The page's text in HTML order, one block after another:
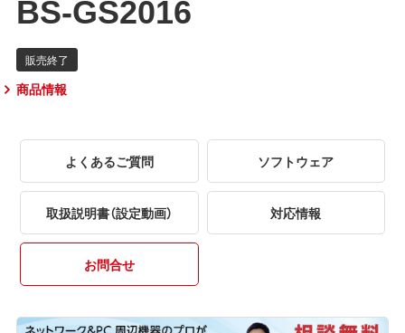
商品情報
よくあるご質問 ソフトウェア
取扱説明書（設定動画） 対応情報
お問合せ